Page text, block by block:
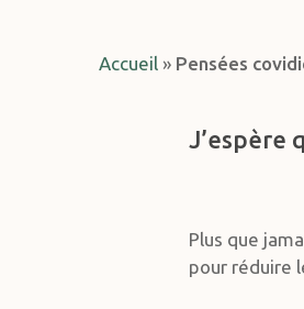
Accueil » Pensées
J’espère
Plus que
pour réduire